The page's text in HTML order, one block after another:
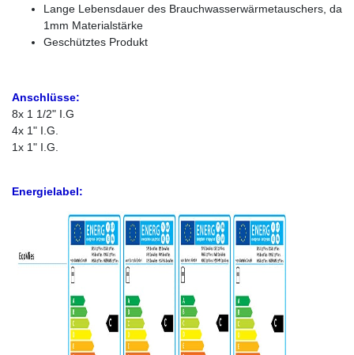
Lange Lebensdauer des Brauchwasserwärmetauschers, da
1mm Materialstärke
Geschütztes Produkt
Anschlüsse:
8x 1 1/2" I.G
4x 1" I.G.
1x 1" I.G.
Energielabel: